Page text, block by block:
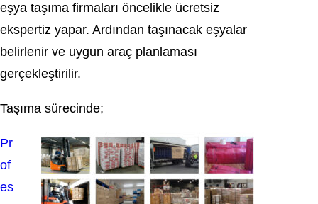
eşya taşıma firmaları öncelikle ücretsiz
ekspertiz yapar. Ardından taşınacak eşyalar
belirlenir ve uygun araç planlaması
gerçekleştirilir.
Taşıma sürecinde;
Pr
of
es